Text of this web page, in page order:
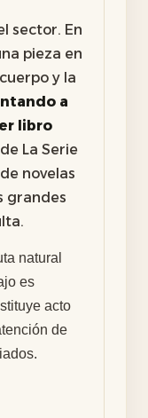
sector. En
pieza en
y la
a
libro
La Serie
novelas
grandes
natural
es
acto
de